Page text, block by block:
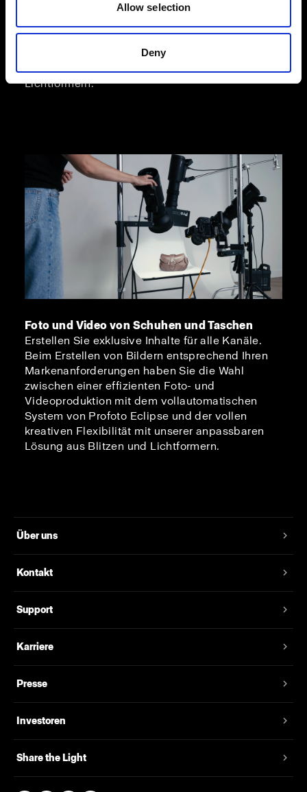
Allow selection
Deny
hochwertigen Produktbildern, die für mehr
Effizienz und Unkompliziertheit von Profoto
StyleShoots Horizontal und der vollen kreativen
Lichtformern.
Foto und Video von Schuhen und Taschen
Erstellen Sie exklusive Inhalte für alle Kanäle.
Beim Erstellen von Bildern entsprechend Ihren
Markenanforderungen haben Sie die Wahl
zwischen einer effizienten Foto- und
Videoproduktion mit dem vollautomatischen
System von Profoto Eclipse und der vollen
kreativen Flexibilität mit unserer anpassbaren
Lösung aus Blitzen und Lichtformern.
Über uns
Kontakt
Support
Karriere
Presse
Investoren
Share the Light